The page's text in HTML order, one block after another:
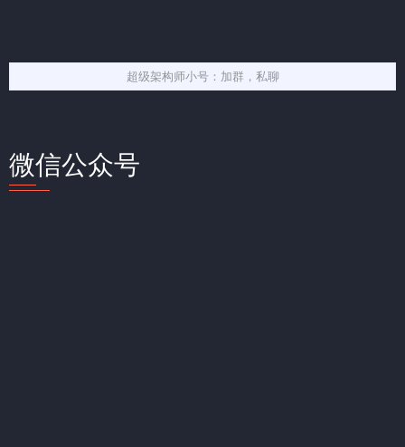
超级架构师小号：加群，私聊
微信公众号